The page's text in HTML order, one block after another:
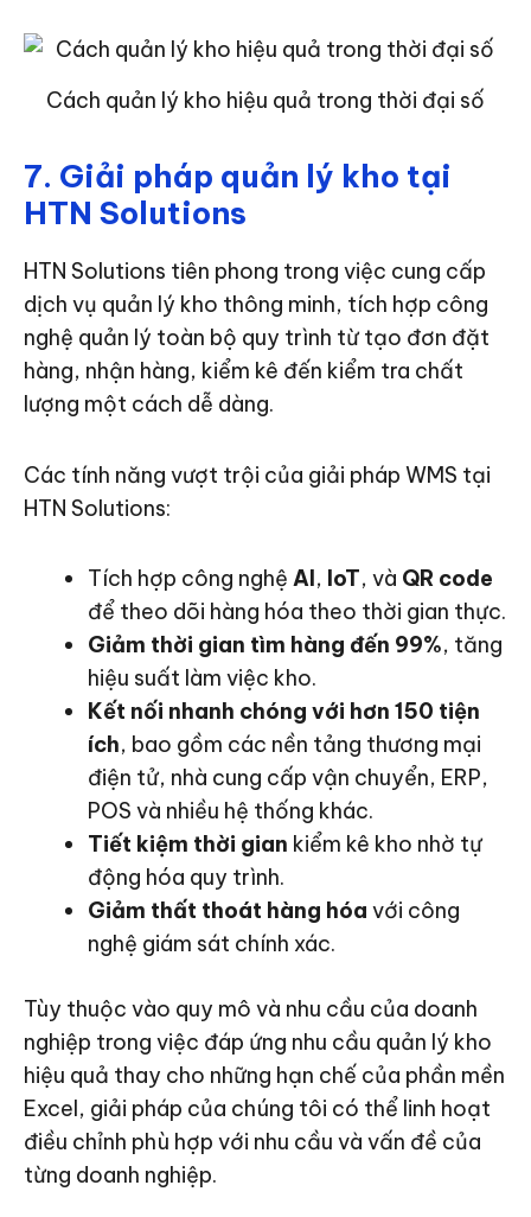
Cách quản lý kho hiệu quả trong thời đại số
7. Giải pháp quản lý kho tại
HTN Solutions
HTN Solutions tiên phong trong việc cung cấp
dịch vụ quản lý kho thông minh, tích hợp công
nghệ quản lý toàn bộ quy trình từ tạo đơn đặt
hàng, nhận hàng, kiểm kê đến kiểm tra chất
lượng một cách dễ dàng.
Các tính năng vượt trội của giải pháp WMS tại
HTN Solutions:
Tích hợp công nghệ AI, IoT, và QR code
để theo dõi hàng hóa theo thời gian thực.
Giảm thời gian tìm hàng đến 99%, tăng
hiệu suất làm việc kho.
Kết nối nhanh chóng với hơn 150 tiện
ích, bao gồm các nền tảng thương mại
điện tử, nhà cung cấp vận chuyển, ERP,
POS và nhiều hệ thống khác.
Tiết kiệm thời gian kiểm kê kho nhờ tự
động hóa quy trình.
Giảm thất thoát hàng hóa với công
nghệ giám sát chính xác.
Tùy thuộc vào quy mô và nhu cầu của doanh
nghiệp trong việc đáp ứng nhu cầu quản lý kho
hiệu quả thay cho những hạn chế của phần mền
Excel, giải pháp của chúng tôi có thể linh hoạt
điều chỉnh phù hợp với nhu cầu và vấn đề của
từng doanh nghiệp.